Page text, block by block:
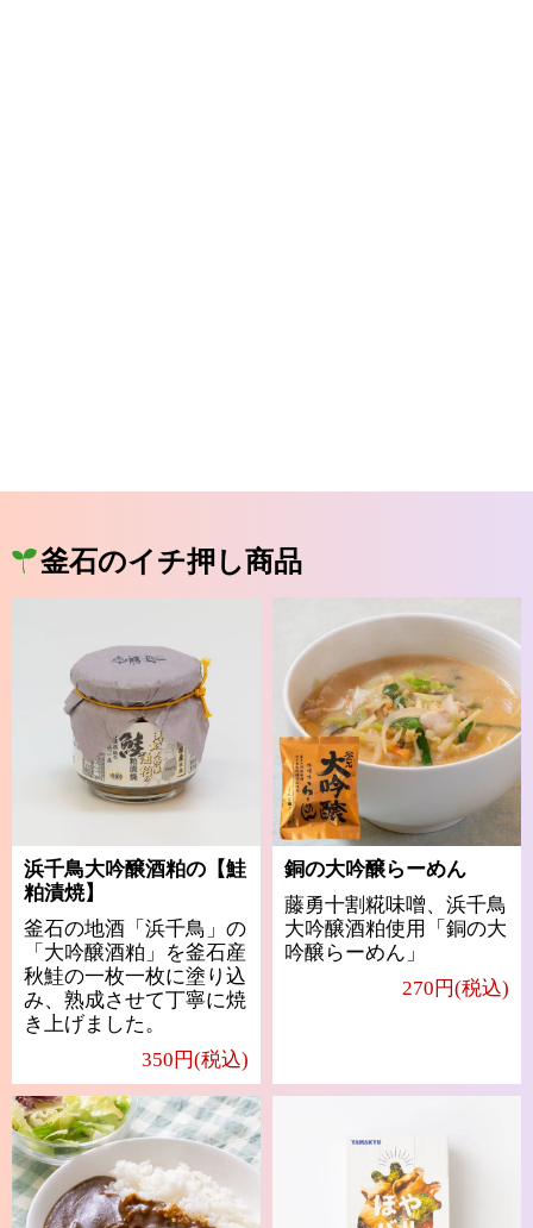
釜石のイチ押し商品
浜千鳥大吟醸酒粕の【鮭
粕漬焼】
釜石の地酒「浜千鳥」の
「大吟醸酒粕」を釜石産
秋鮭の一枚一枚に塗り込
み、熟成させて丁寧に焼
き上げました。
350円(税込)
銅の大吟醸らーめん
藤勇十割糀味噌、浜千鳥
大吟醸酒粕使用「銅の大
吟醸らーめん」
270円(税込)